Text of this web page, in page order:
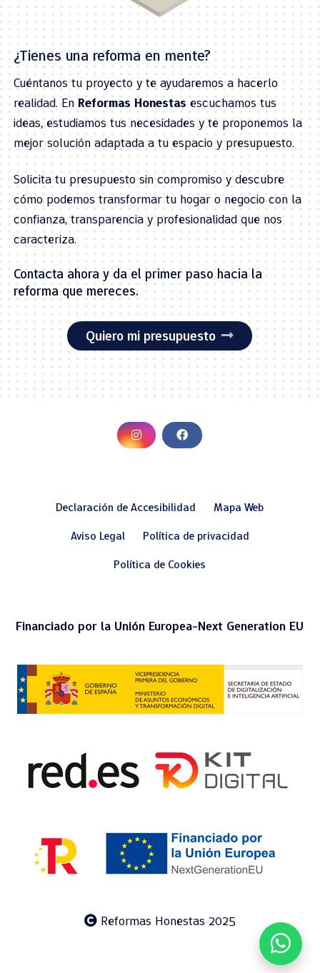
¿Tienes una reforma en mente?
Cuéntanos tu proyecto y te ayudaremos a hacerlo
realidad. EnReformas Honestasescuchamos tus
ideas, estudiamos tus necesidades y te proponemos la
mejor solución adaptada a tu espacio y presupuesto.
Solicita tu presupuesto sin compromiso y descubre
cómo podemos transformar tu hogar o negocio con la
confianza, transparencia y profesionalidad que nos
caracteriza.
Contacta ahora y da el primer paso hacia la
reforma que mereces.
Quiero mi presupuesto
Declaración de Accesibilidad
Mapa Web
Aviso Legal
Política de privacidad
Política de Cookies
Financiado por la Unión Europea-Next Generation EU
Reformas Honestas 2025